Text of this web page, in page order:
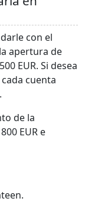
con el
apertura de
EUR. Si desea
cuenta
de la
EUR e